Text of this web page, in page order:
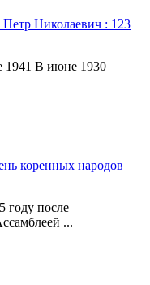
Петр Николаевич : 123
1941 В июне 1930
коренных народов
году после
...